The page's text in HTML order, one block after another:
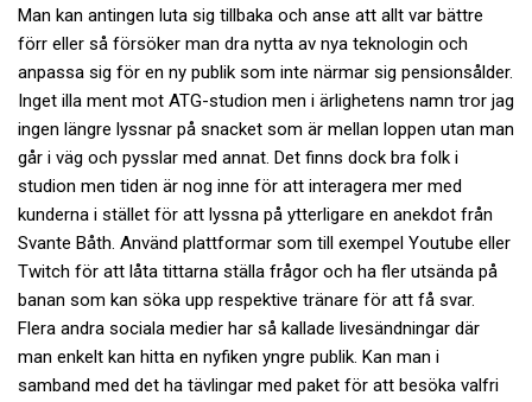
Man kan antingen luta sig tillbaka och anse att allt var bättre
förr eller så försöker man dra nytta av nya teknologin och
anpassa sig för en ny publik som inte närmar sig pensionsålder.
Inget illa ment mot ATG-studion men i ärlighetens namn tror jag
ingen längre lyssnar på snacket som är mellan loppen utan man
går i väg och pysslar med annat. Det finns dock bra folk i
studion men tiden är nog inne för att interagera mer med
kunderna i stället för att lyssna på ytterligare en anekdot från
Svante Båth. Använd plattformar som till exempel Youtube eller
Twitch för att låta tittarna ställa frågor och ha fler utsända på
banan som kan söka upp respektive tränare för att få svar.
Flera andra sociala medier har så kallade livesändningar där
man enkelt kan hitta en nyfiken yngre publik. Kan man i
samband med det ha tävlingar med paket för att besöka valfri